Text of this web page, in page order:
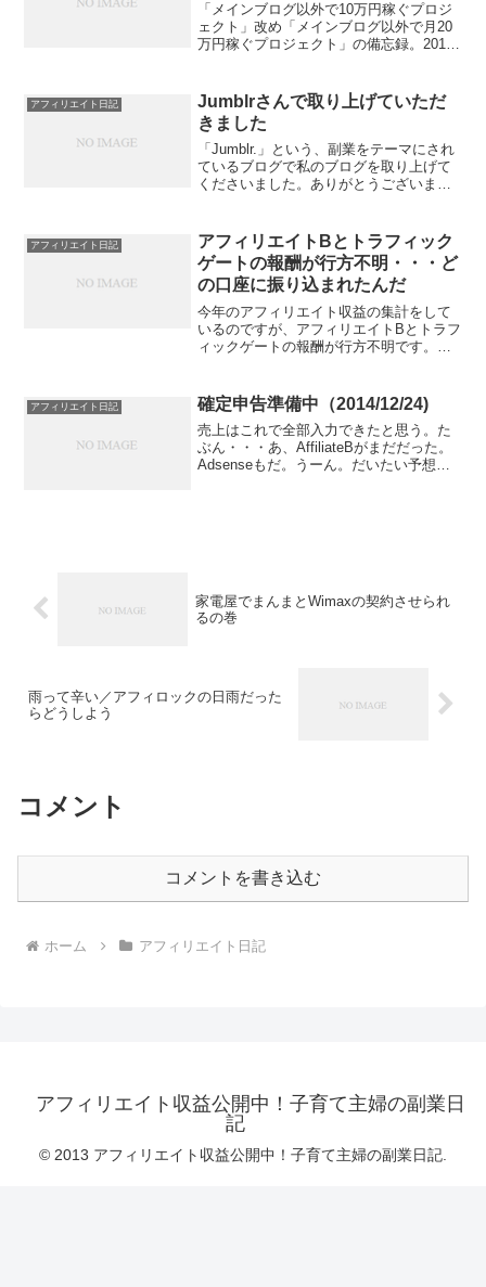
「メインブログ以外で10万円稼ぐプロジ
ェクト」改め「メインブログ以外で月20
万円稼ぐプロジェクト」の備忘録。2016
月は104,419円20...
アフィリエイト日記
Jumblrさんで取り上げていただ
きました
「Jumblr.」という、副業をテーマにされ
ているブログで私のブログを取り上げて
くださいました。ありがとうございまし
ログ5選！|Jumblr.なんでわかったかと
い...
アフィリエイト日記
アフィリエイトBとトラフィック
ゲートの報酬が行方不明・・・ど
の口座に振り込まれたんだ
今年のアフィリエイト収益の集計をして
いるのですが、アフィリエイトBとトラフ
ィックゲートの報酬が行方不明です。１
が、それ以前の入金がありません。売上
はあったのですが・・・...
アフィリエイト日記 確定申告準備中（2014/12/24)
売上はこれで全部入力できたと思う。た
ぶん・・・あ、AffiliateBがまだだった。
Adsenseもだ。うーん。だいたい予想通
家電屋でまんまとWimaxの契約させられ
るの巻
雨って辛い／アフィロックの日雨だった
らどうしよう
コメント
コメントを書き込む
ホーム アフィリエイト日記
アフィリエイト収益公開中！子育て主婦の副業日
記
© 2013 アフィリエイト収益公開中！子育て主婦の副業日記.